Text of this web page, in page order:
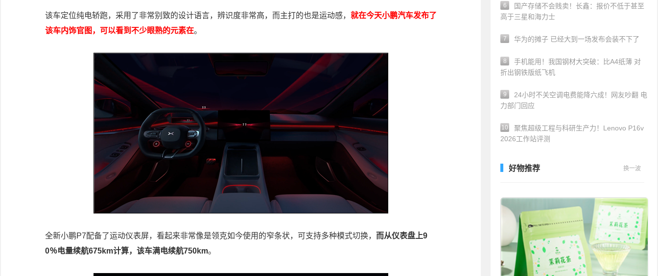
该车定位纯电轿跑，采用了非常别致的设计语言，辨识度非常高，而主打的也是运动感， 就在今天小鹏汽车发布了
该车内饰官图，可以看到不少眼熟的元素在。
全新小鹏P7配备了运动仪表屏，看起来非常像是领克如今使用的窄条状，可支持多种模式切换， 而从仪表盘上9
0％电量续航675km计算，该车满电续航750km。
6
国产存储不会贱卖！长鑫：报价不低于甚至
高于三星和海力士
7 华为的摊子 已经大到一场发布会装不下了
8
手机能用！我国钢材大突破：比A4纸薄 对
折出钢铁版纸飞机
9
24小时不关空调电费能降六成！网友吵翻 电
力部门回应
10
聚焦超级工程与科研生产力！Lenovo P16v
2026工作站评测
好物推荐 换一波